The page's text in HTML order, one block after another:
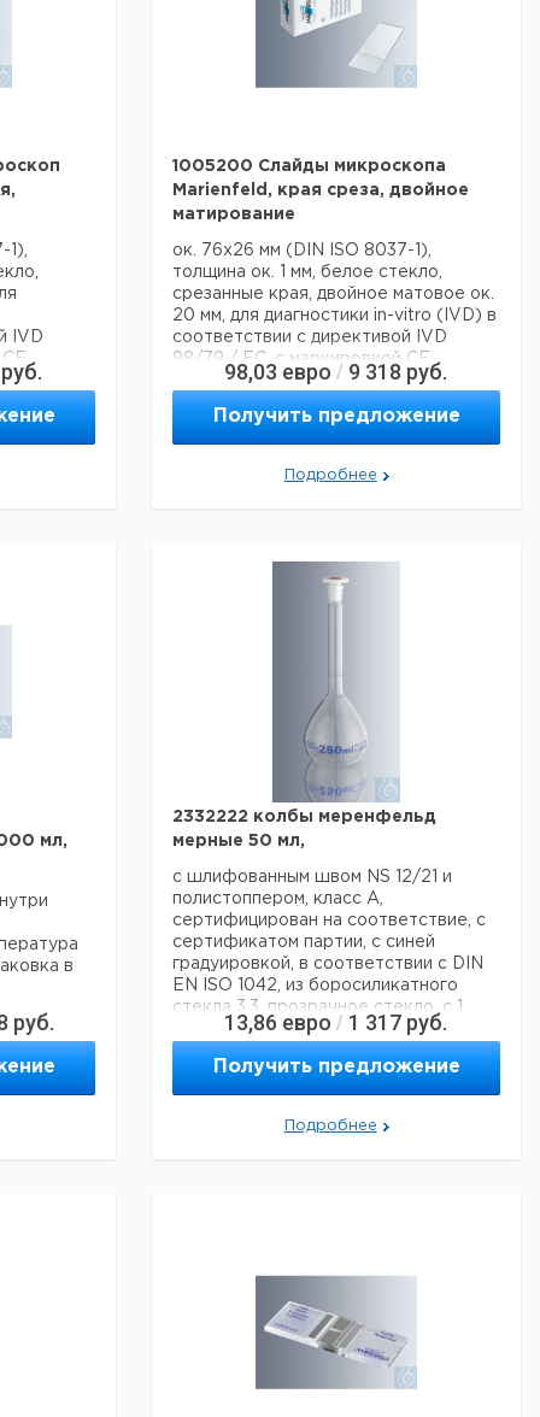
IVD
и
50
руб.
1005200 Слайды микроскопа
Marienfeld, края среза, двойное
матирование
ок. 76x26 мм (DIN ISO 8037-1),
толщина ок. 1 мм, белое стекло,
срезанные края, двойное матовое ок.
20 мм, для диагностики in-vitro (IVD) в
соответствии с директивой IVD
98/79 / EC, с маркировкой CE,
рекомендуется до даты и номера
партии для полной информации и
прослеживаемости, в коробках по 50
шт., 50 коробок в
водонепроницаемая алюминиевая
4250317302243
Данные для перевозки (реальные
данные могут отличаться)
98,03 евро / 9 318 руб.
Получить предложение
Подробнее
мл,
в
руб.
2332222 колбы меренфельд
мерные 50 мл,
с шлифованным швом NS 12/21 и
полистоппером, класс A,
сертифицирован на соответствие, с
сертификатом партии, с синей
градуировкой, в соответствии с DIN
EN ISO 1042, из боросиликатного
стекла 3.3, прозрачное стекло, с 1
круглой меткой, упаковано в коробки
по 10 штук частей
Технические данные:
Номинальный
50 мл
точности:
DIN EN ISO 1042
13,86 евро / 1 317 руб.
Получить предложение
Подробнее